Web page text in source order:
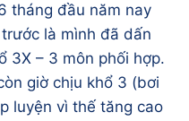
tháng đầu năm nay
là mình đã dấn
3X – 3 môn phối hợp.
giờ chịu khổ 3 (bơi
luyện vì thế tăng cao